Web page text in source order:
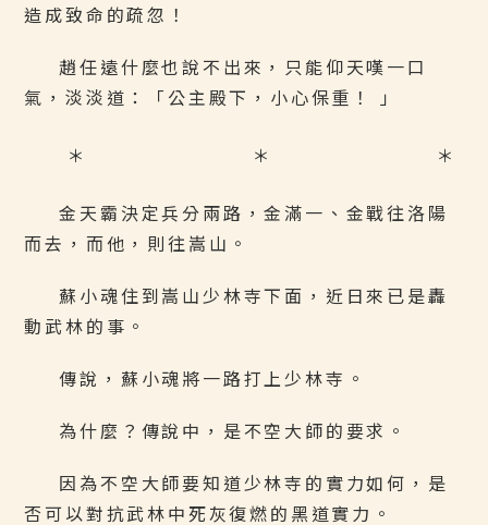
造成致命的疏忽！
趙任遠什麼也說不出來，只能仰天嘆一口
氣，淡淡道：「公主殿下，小心保重！ 」
＊ ＊ ＊
金天霸決定兵分兩路，金滿一、金戰往洛陽
而去，而他，則往嵩山。
蘇小魂住到嵩山少林寺下面，近日來已是轟
動武林的事。
傳說，蘇小魂將一路打上少林寺。
為什麼？傳說中，是不空大師的要求。
因為不空大師要知道少林寺的實力如何，是
否可以對抗武林中死灰復燃的黑道實力。